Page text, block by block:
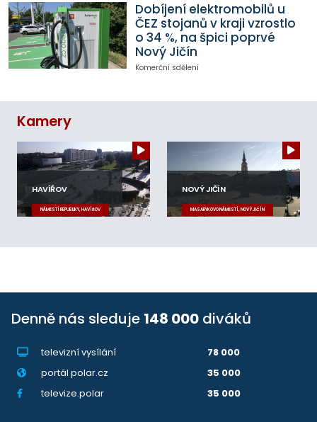
Dobíjení elektromobilů u
ČEZ stojanů v kraji vzrostlo
o 34 %, na špici poprvé
Nový Jičín
Komerční sdělení
Kamery
HAVÍŘOV
NÁMĚSTÍ REPUBLIKY, HAVÍŘOV
NOVÝ JIČÍN
MASARYKOVO NÁMĚSTÍ, NOVÝ JIČÍN
Denně nás sleduje 148 000 diváků
televizní vysílání
78 000
portál polar.cz
35 000
televize.polar
35 000